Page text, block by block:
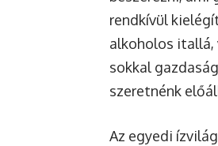
rendkívül
alkoholos itallá,
sokkal
szeretnénk
Az egyedi